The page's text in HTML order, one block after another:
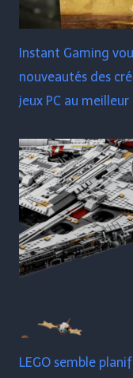
Instant Gaming
nouveautés des
jeux PC au meilleur
LEGO semble